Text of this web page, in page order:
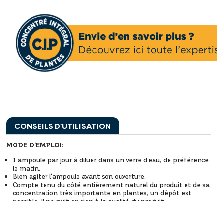
CONSEILS D’UTILISATION
MODE D'EMPLOI:
1 ampoule par jour à diluer dans un verre d'eau, de préférence
le matin.
Bien agiter l'ampoule avant son ouverture.
Compte tenu du côté entièrement naturel du produit et de sa
concentration très importante en plantes, un dépôt est